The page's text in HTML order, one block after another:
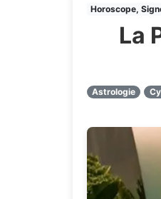
Horoscope,
La
Astrologie